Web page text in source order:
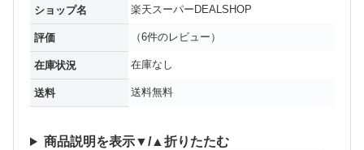
ショップ名 楽天スーパーDEALSHOP
評価 （6件のレビュー）
在庫状況 在庫なし
送料 送料無料
商品説明を表示▼/▲折りたたむ